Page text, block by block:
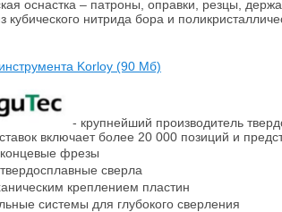
оснастка – патроны, оправки, резцы,
кубического нитрида бора и
Korloy (90 Мб)
- крупнейший производитель
включает более 20 000 позиций и
фрезы
сверла
креплением пластин
системы для глубокого сверления